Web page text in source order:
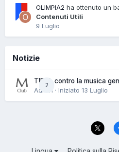
OLIMPIA2 ha ottenuto un
Contenuti Utili
9 Luglio
Notizie
2
TIDAL contro la musica
Admin · Iniziato 13 Luglio